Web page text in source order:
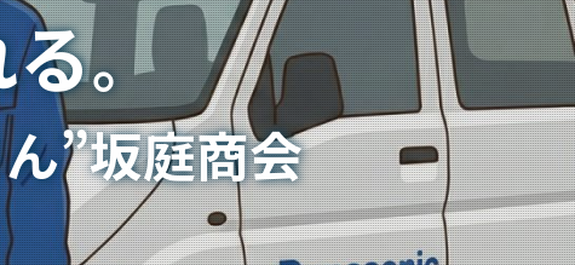
。
”坂庭商会